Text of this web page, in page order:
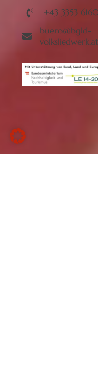
+43 3353
buero@bgld-
volksliedwerk.at